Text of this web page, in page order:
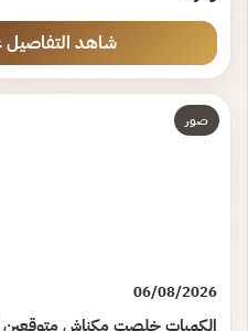
شاهد
صور
06/08/2026
الكميات خلصت مكناش متوقعين